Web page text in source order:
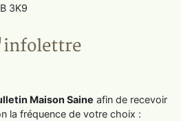
3K9
Maison Saine afin de recevoir
la fréquence de votre choix :